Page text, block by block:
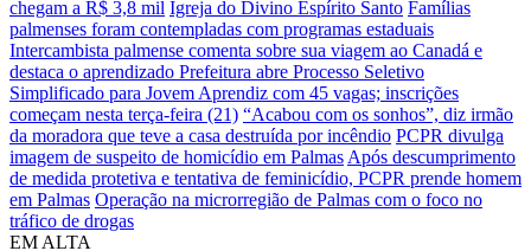
chegam a R$ 3,8 mil Igreja do Divino Espírito Santo Famílias
palmenses foram contempladas com programas estaduais
Intercambista palmense comenta sobre sua viagem ao Canadá e
destaca o aprendizado Prefeitura abre Processo Seletivo
Simplificado para Jovem Aprendiz com 45 vagas; inscrições
começam nesta terça-feira (21) “Acabou com os sonhos”, diz irmão
da moradora que teve a casa destruída por incêndio PCPR divulga
imagem de suspeito de homicídio em Palmas Após descumprimento
de medida protetiva e tentativa de feminicídio, PCPR prende homem
em Palmas Operação na microrregião de Palmas com o foco no
tráfico de drogas
EM ALTA